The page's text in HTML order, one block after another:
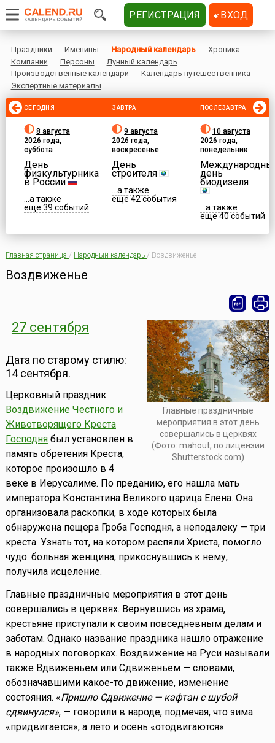
Праздники Именины Народный календарь
Хроника
Компании
Персоны
Лунный календарь
Производственные календари
Календарь путешественника
Экспертные материалы
СЕГОДНЯ
8 августа
2026 года,
суббота
День
физкультурника
в России
...а также
еще 39 событий
ЗАВТРА
9 августа
2026 года,
воскресенье
День
строителя
...а также
еще 42 события
ПОСЛЕЗАВТРА
10 августа
2026 года,
понедельник
день
биодизеля
...а также
еще 40 событий
Главная страница / Народный календарь / Воздвиженье
Воздвиженье
Главные праздничные
мероприятия в этот день
совершались в церквях
(Фото: mahout, по лицензии
Shutterstock.com)
27 сентября
Дата по старому стилю:
14 сентября.
Церковный праздник
Воздвижение Честного и
Животворящего Креста
Господнябыл установлен в
память обретения Креста,
которое произошло в 4
веке в Иерусалиме. По преданию, его нашла мать
императора Константина Великого царица Елена. Она
организовала раскопки, в ходе которых была
обнаружена пещера Гроба Господня, а неподалеку — три
креста. Узнать тот, на котором распяли Христа, помогло
чудо: больная женщина, прикоснувшись к нему,
получила исцеление.
Главные праздничные мероприятия в этот день
совершались в церквях. Вернувшись из храма,
крестьяне приступали к своим повседневным делам и
заботам. Однако название праздника нашло отражение
в народных поговорках. Воздвижение на Руси называли
также Вдвиженьем или Сдвиженьем — словами,
обозначавшими какое-то движение, изменение
состояния. «Пришло Сдвижение — кафтан с шубой
сдвинулся», — говорили в народе, подмечая, что зима
«придвигается», а лето и осень «отодвигаются».
РЕГИСТРАЦИЯ ВХОД